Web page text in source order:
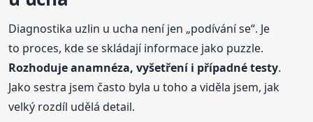
Diagnostika uzlin u ucha není jen „podívání se“. Je
to proces, kde se skládají informace jako puzzle.
Rozhoduje anamnéza, vyšetření i případné testy.
Jako sestra jsem často byla u toho a viděla jsem, jak
velký rozdíl udělá detail.